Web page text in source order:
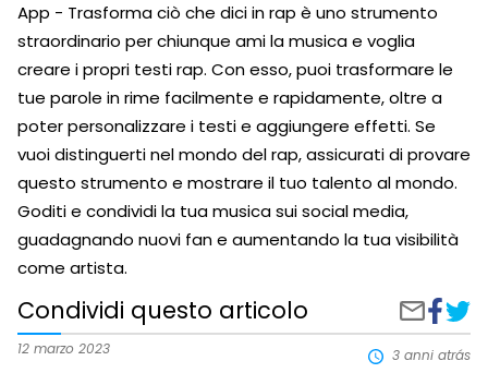
12 marzo 2023 3 anni atrás
App - Trasforma ciò che dici in rap è uno strumento
straordinario per chiunque ami la musica e voglia
creare i propri testi rap. Con esso, puoi trasformare le
tue parole in rime facilmente e rapidamente, oltre a
poter personalizzare i testi e aggiungere effetti. Se
vuoi distinguerti nel mondo del rap, assicurati di provare
questo strumento e mostrare il tuo talento al mondo.
Goditi e condividi la tua musica sui social media,
guadagnando nuovi fan e aumentando la tua visibilità
come artista.
Condividi questo articolo
Condividi
tramite
e-
suciò
che